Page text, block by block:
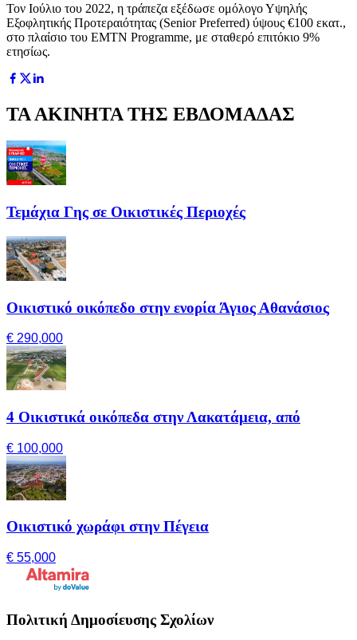
Τον Ιούλιο του 2022, η τράπεζα εξέδωσε ομόλογο Υψηλής
Εξοφλητικής Προτεραιότητας (Senior Preferred) ύψους €100 εκατ.,
στο πλαίσιο του ΕΜΤΝ Programme, με σταθερό επιτόκιο 9%
ετησίως.
ΤΑ ΑΚΙΝΗΤΑ ΤΗΣ ΕΒΔΟΜΑΔΑΣ
Τεμάχια Γης σε Οικιστικές Περιοχές
Οικιστικό οικόπεδο στην ενορία Άγιος Αθανάσιος
€ 290,000
4 Οικιστικά οικόπεδα στην Λακατάμεια, από
€ 100,000
Οικιστικό χωράφι στην Πέγεια
€ 55,000
Πολιτική Δημοσίευσης Σχολίων